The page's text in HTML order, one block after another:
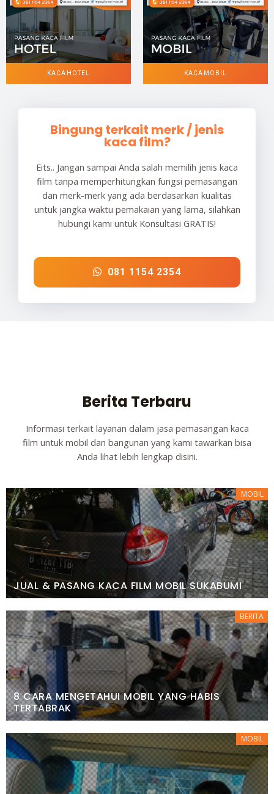
KACA HOTEL KACA MOBIL
Bingung terkait merk / jenis
kaca film?
Eits.. Jangan sampai Anda salah memilih jenis kaca
film tanpa memperhitungkan fungsi pemasangan
dan merk-merk yang ada berdasarkan kualitas
untuk jangka waktu pemakaian yang lama, silahkan
hubungi kami untuk Konsultasi GRATIS!
081 1154 2354
Berita Terbaru
Informasi terkait layanan dalam jasa pemasangan kaca
film untuk mobil dan bangunan yang kami tawarkan bisa
Anda lihat lebih lengkap disini.
MOBIL
JUAL & PASANG KACA FILM MOBIL SUKABUMI
BERITA
8 CARA MENGETAHUI MOBIL YANG HABIS
TERTABRAK
MOBIL